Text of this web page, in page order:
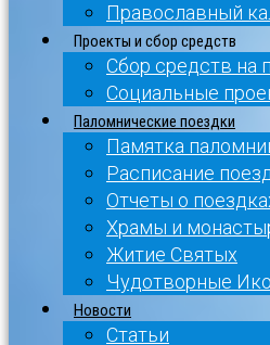
Православный
Проекты и сбор средств
Сбор средств на
Социальные
Паломнические поездки
Памятка
Расписание
Отчеты о
Храмы и
Житие Святых
Чудотворные
Новости
Статьи